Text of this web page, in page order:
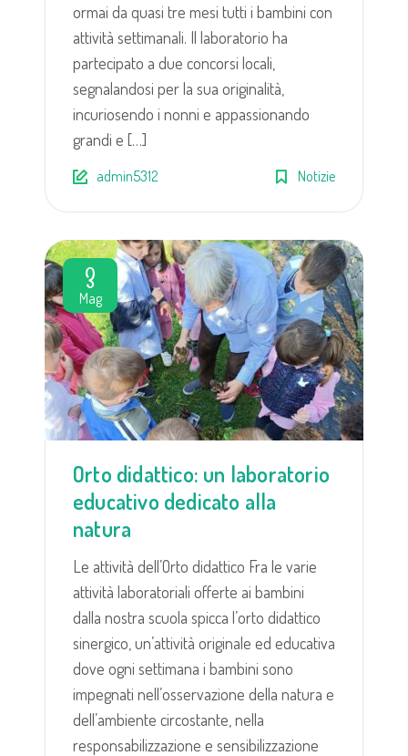
ormai da quasi tre mesi tutti i bambini con
attività settimanali. Il laboratorio ha
partecipato a due concorsi locali,
segnalandosi per la sua originalità,
incuriosendo i nonni e appassionando
grandi e […]
admin5312 Notizie
3
Mag
Orto didattico: un laboratorio
educativo dedicato alla
natura
Le attività dell’Orto didattico Fra le varie
attività laboratoriali offerte ai bambini
dalla nostra scuola spicca l’orto didattico
sinergico, un’attività originale ed educativa
dove ogni settimana i bambini sono
impegnati nell’osservazione della natura e
dell’ambiente circostante, nella
responsabilizzazione e sensibilizzazione